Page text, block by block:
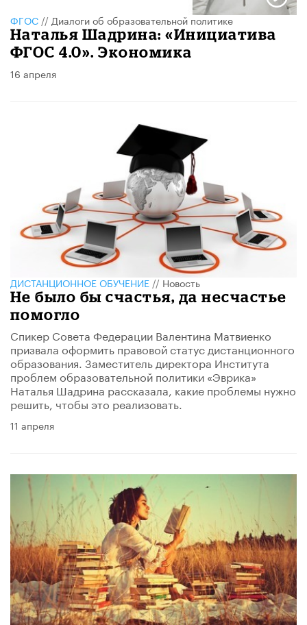
ФГОС // Диалоги об образовательной политике
Наталья Шадрина: «Инициатива
ФГОС 4.0». Экономика
16 апреля
ДИСТАНЦИОННОЕ ОБУЧЕНИЕ // Новость
Не было бы счастья, да несчастье
помогло
​Спикер Совета Федерации​ Валентина Матвиенко
призвала оформить правовой статус дистанционного
образования.​ Заместитель директора Института
проблем образовательной политики «Эврика»
Наталья Шадрина рассказала, какие проблемы нужно
решить, чтобы это реализовать.
11 апреля